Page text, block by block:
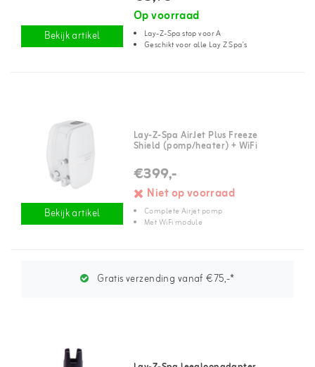
Bekijk artikel
Op voorraad
Lay-Z-Spa stop voor A
Geschikt voor alle Lay Z Spa's
Bekijk artikel
Lay-Z-Spa AirJet Plus Freeze
Shield (pomp/heater) + WiFi
€399,-
Niet op voorraad
Complete Airjet pomp
Met WiFi module
Gratis verzending vanaf €75,-*